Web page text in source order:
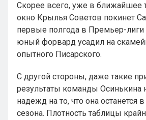
Скорее всего, уже в ближайшее
окно Крылья Советов покинет
первые полгода в Премьер-
юный форвард усадил на
опытного Писарского.
С другой стороны, даже такие
результаты команды Осинькина
надежд на то, что она останется
сезона. Плотность таблицы